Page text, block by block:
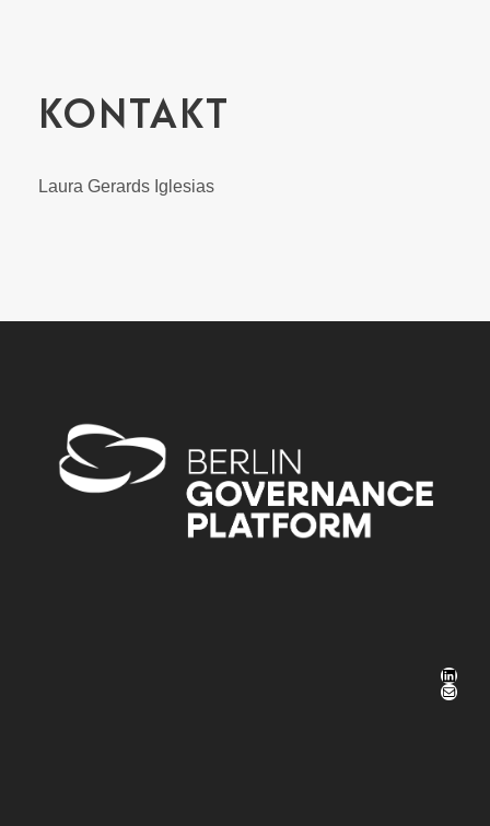
KONTAKT
Laura Gerards Iglesias
LinkedIn
E-Mail